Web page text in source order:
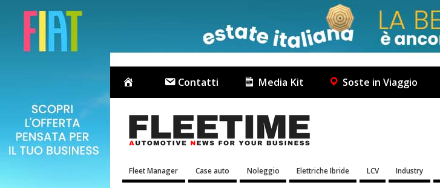
Contatti Media Kit Soste in Viaggio
Fleet Manager Case auto Noleggio Elettriche Ibride LCV Industry